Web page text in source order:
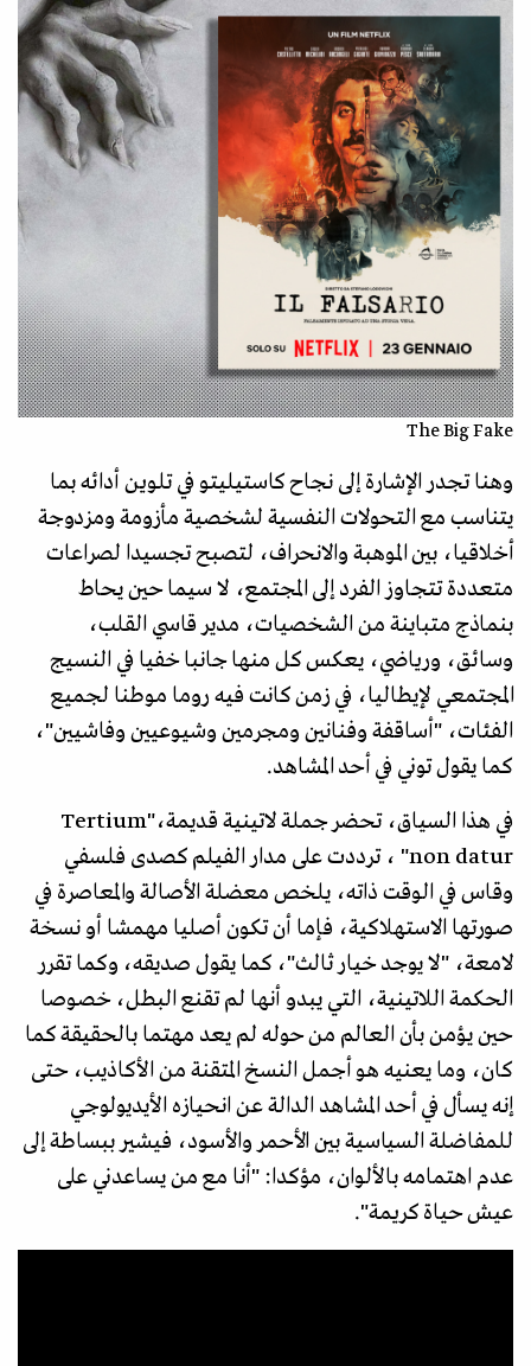
The Big Fake
وهنا تجدر الإشارة إلى نجاح كاستيليتو في تلوين أدائه بما
يتناسب مع التحولات النفسية لشخصية مأزومة ومزدوجة
أخلاقيا، بين الموهبة والانحراف، لتصبح تجسيدا لصراعات
متعددة تتجاوز الفرد إلى المجتمع، لا سيما حين يحاط
بنماذج متباينة من الشخصيات، مدير قاسي القلب،
وسائق، ورياضي، يعكس كل منها جانبا خفيا في النسيج
المجتمعي لإيطاليا، في زمن كانت فيه روما موطنا لجميع
الفئات، "أساقفة وفنانين ومجرمين وشيوعيين وفاشيين"،
كما يقول توني في أحد المشاهد.
في هذا السياق، تحضر جملة لاتينية قديمة،"Tertium
non datur" ، ترددت على مدار الفيلم كصدى فلسفي
وقاس في الوقت ذاته، يلخص معضلة الأصالة والمعاصرة في
صورتها الاستهلاكية، فإما أن تكون أصليا مهمشا أو نسخة
لامعة، "لا يوجد خيار ثالث"، كما يقول صديقه، وكما تقرر
الحكمة اللاتينية، التي يبدو أنها لم تقنع البطل، خصوصا
حين يؤمن بأن العالم من حوله لم يعد مهتما بالحقيقة كما
كان، وما يعنيه هو أجمل النسخ المتقنة من الأكاذيب، حتى
إنه يسأل في أحد المشاهد الدالة عن انحيازه الأيديولوجي
للمفاضلة السياسية بين الأحمر والأسود، فيشير ببساطة إلى
عدم اهتمامه بالألوان، مؤكدا: "أنا مع من يساعدني على
عيش حياة كريمة".